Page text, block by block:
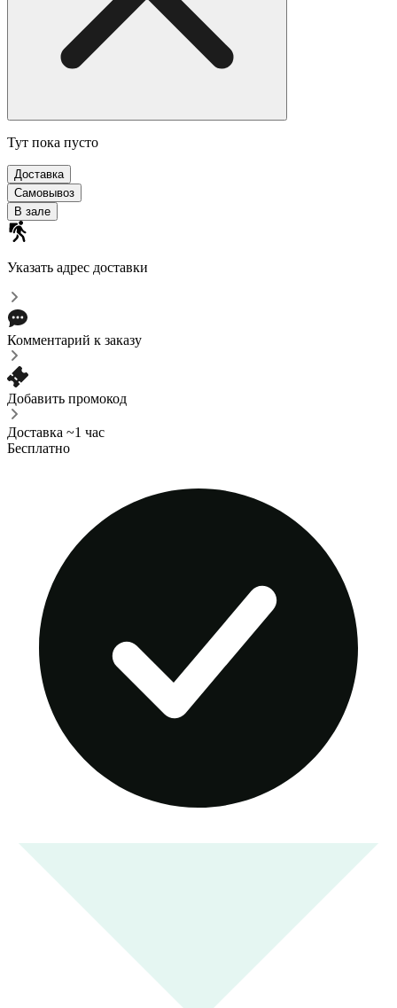
Тут пока пусто
Доставка
Самовывоз
В зале
Указать адрес доставки
Комментарий к заказу
Добавить промокод
Доставка ~1 час
Бесплатно